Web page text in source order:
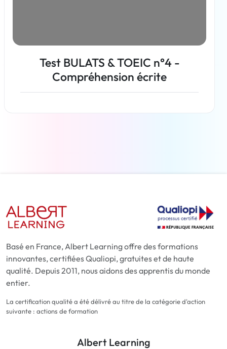
Test BULATS & TOEIC n°4 -
Compréhension écrite
Basé en France, Albert Learning offre des formations
innovantes, certifiées Qualiopi, gratuites et de haute
qualité. Depuis 2011, nous aidons des apprentis du monde
entier.
La certification qualité a été délivré au titre de la catégorie d'action
suivante : actions de formation
Albert Learning